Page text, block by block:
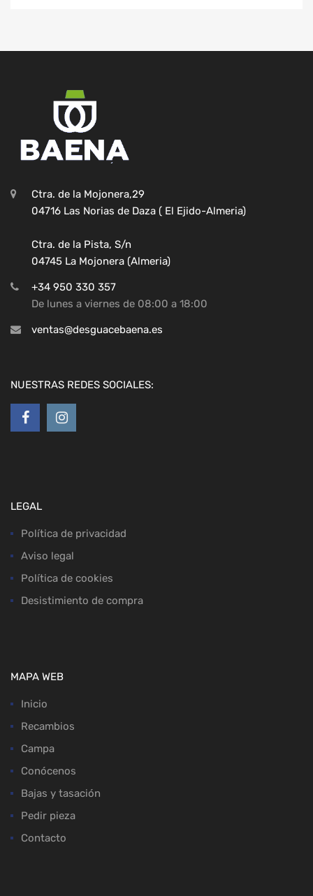
Ctra. de la Mojonera,29
04716 Las Norias de Daza ( El Ejido-Almeria)
Ctra. de la Pista, S/n
04745 La Mojonera (Almeria)
+34 950 330 357
De lunes a viernes de 08:00 a 18:00
ventas@desguacebaena.es
NUESTRAS REDES SOCIALES:
LEGAL
Política de privacidad
Aviso legal
Política de cookies
Desistimiento de compra
MAPA WEB
Inicio
Recambios
Campa
Conócenos
Bajas y tasación
Pedir pieza
Contacto